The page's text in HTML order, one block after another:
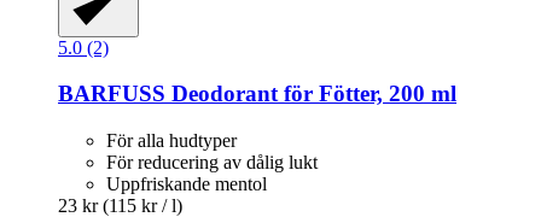
5.0 (2)
BARFUSS Deodorant för Fötter, 200 ml
För alla hudtyper
För reducering av dålig lukt
Uppfriskande mentol
23 kr (115 kr / l)